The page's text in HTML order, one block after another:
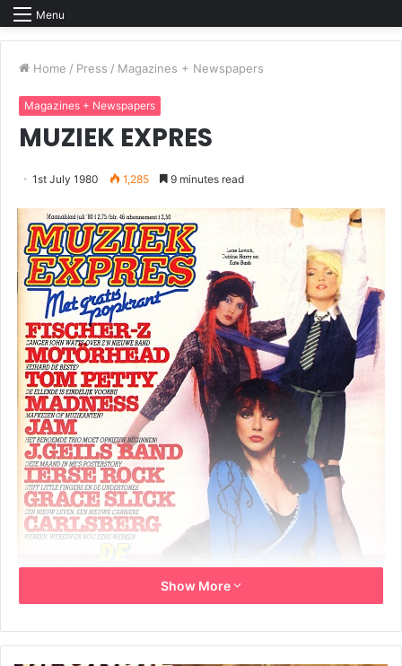
Menu
Home / Press / Magazines + Newspapers
Magazines + Newspapers
MUZIEK EXPRES
1st July 1980 1,285 9 minutes read
Show More